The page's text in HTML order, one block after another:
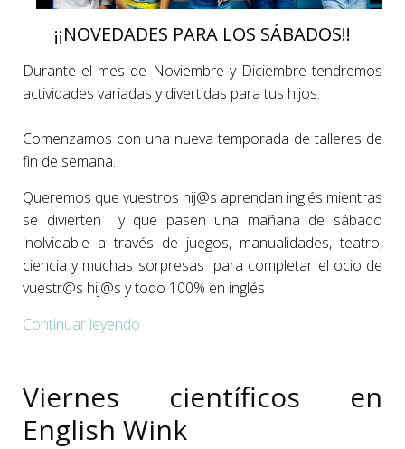
¡¡NOVEDADES PARA LOS SÁBADOS!!
Durante el mes de Noviembre y Diciembre tendremos
actividades variadas y divertidas para tus hijos.
Comenzamos con una nueva temporada de talleres de
fin de semana.
Queremos que vuestros hij@s aprendan inglés mientras
se divierten y que pasen una mañana de sábado
inolvidable a través de juegos, manualidades, teatro,
ciencia y muchas sorpresas para completar el ocio de
vuestr@s hij@s y todo 100% en inglés
Continuar leyendo
Viernes científicos en
English Wink